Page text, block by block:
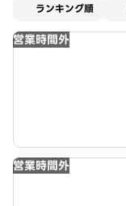
ランキング順
営業時間外
営業時間外